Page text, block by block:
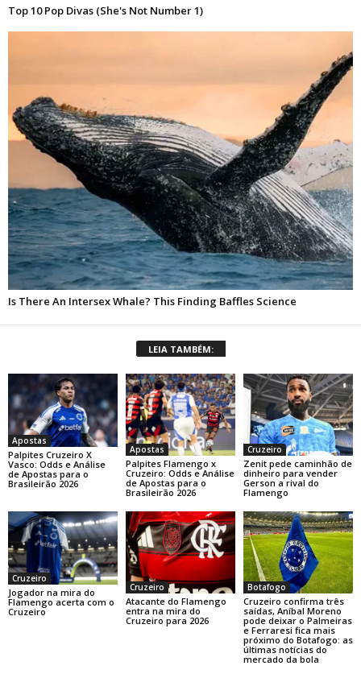
LEIA TAMBÉM:
Apostas
Palpites Cruzeiro X
Vasco: Odds e Análise
de Apostas para o
Brasileirão 2026
Apostas
Palpites Flamengo x
Cruzeiro: Odds e Análise
de Apostas para o
Brasileirão 2026
Cruzeiro
Zenit pede caminhão de
dinheiro para vender
Gerson a rival do
Flamengo
Cruzeiro
Jogador na mira do
Flamengo acerta com o
Cruzeiro
Cruzeiro
Atacante do Flamengo
entra na mira do
Cruzeiro para 2026
Botafogo
Cruzeiro confirma três
saídas, Aníbal Moreno
pode deixar o Palmeiras
e Ferraresi fica mais
próximo do Botafogo: as
últimas notícias do
mercado da bola